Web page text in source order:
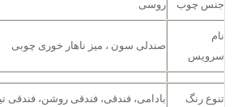
جنس چوب روسی
نام
سرویس
صندلی سون ، میز ناهار خوری چوبی
تنوع رنگ
بادامی، فندقی، فندقی روشن، فندقی